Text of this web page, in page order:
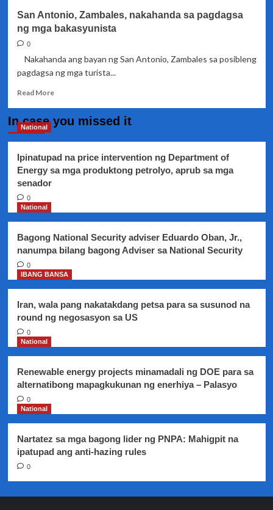
sa
3,000
San Antonio, Zambales, nakahanda sa pagdagsa
ng mga bakasyunista
0
Nakahanda ang bayan ng San Antonio, Zambales sa posibleng
pagdagsa ng mga turista...
Read MoreRead
San
nakahanda
sa
In case you missed it
National
Ipinatupad na price intervention ng Department of
Energy sa mga produktong petrolyo, aprub sa mga
senador
0
National
Bagong National Security adviser Eduardo Oban, Jr.,
nanumpa bilang bagong Adviser sa National Security
0
IBANG BANSA
Iran, wala pang nakatakdang petsa para sa susunod na
round ng negosasyon sa US
0
National
Renewable energy projects minamadali ng DOE para sa
alternatibong mapagkukunan ng enerhiya – Palasyo
0
National
Nartatez sa mga bagong lider ng PNPA: Mahigpit na
ipatupad ang anti-hazing rules
0